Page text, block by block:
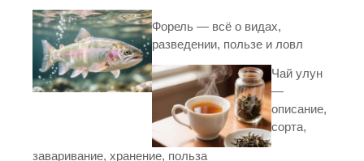
Форель — всё о видах,
разведении, пользе и ловл
Чай улун
—
описание,
сорта,
заваривание, хранение, польза